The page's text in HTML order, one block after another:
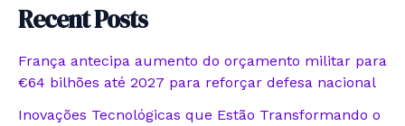
Recent Posts
França antecipa aumento do orçamento militar para
€64 bilhões até 2027 para reforçar defesa nacional
Inovações Tecnológicas que Estão Transformando o